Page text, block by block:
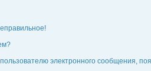
электронного сообщения,